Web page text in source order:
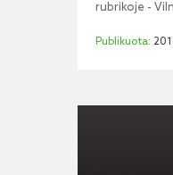
rubrikoje -